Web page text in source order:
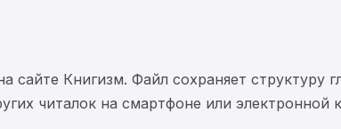
сайте Книгизм. Файл сохраняет структуру
читалок на смартфоне или электронной